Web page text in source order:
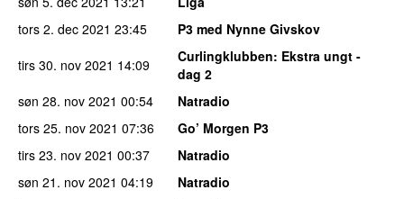
tors 2. dec 2021 23:45
P3 med Nynne Givskov
tirs 30. nov 2021 14:09 Curlingklubben: Ekstra ungt -
dag 2
søn 28. nov 2021 00:54
Natradio
tors 25. nov 2021 07:36
Go’ Morgen P3
tirs 23. nov 2021 00:37
Natradio
søn 21. nov 2021 04:19
Natradio